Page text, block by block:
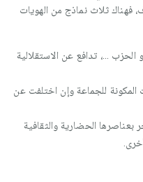
فهناك ثلاث نماذج من الهويات
الحزب ...، تدافع عن الاستقلالية
للجماعة وإن اختلفت عن
بعناصرها الحضارية والثقافية